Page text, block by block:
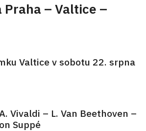
Praha – Valtice –
Valtice v sobotu 22. srpna
Vivaldi – L. Van Beethoven –
Suppé